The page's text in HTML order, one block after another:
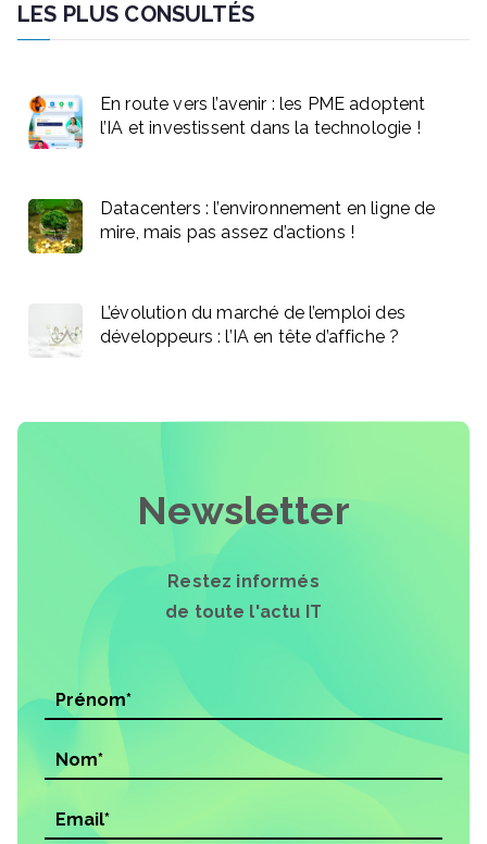
LES PLUS CONSULTÉS
En route vers l’avenir : les PME adoptent
l’IA et investissent dans la technologie !
Datacenters : l’environnement en ligne de
mire, mais pas assez d’actions !
L’évolution du marché de l’emploi des
développeurs : l’IA en tête d’affiche ?
Newsletter
Restez informés
de toute l'actu IT